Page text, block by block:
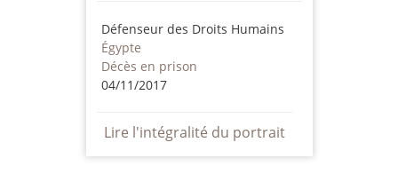
Défenseur des Droits Humains
Égypte
Décès en prison
04/11/2017
Lire l'intégralité du portrait